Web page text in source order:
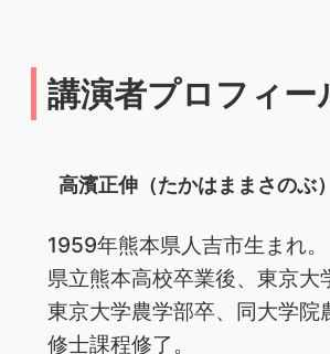
講演者プロフィー
高濱正伸（たかはままさのぶ）
1959年熊本県人吉市生まれ。
県立熊本高校卒業後、東京大
東京大学農学部卒、同大学院
修士課程修了。